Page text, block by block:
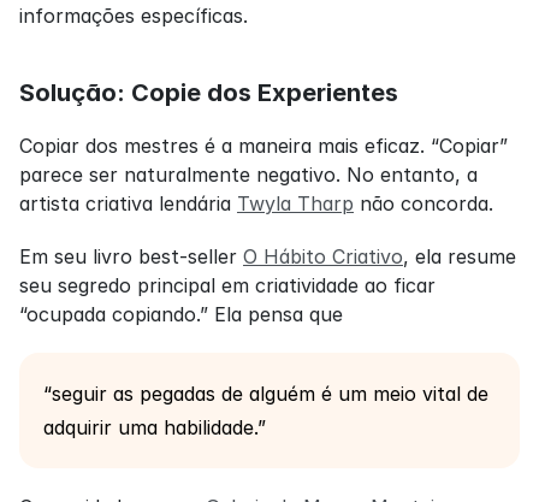
informações específicas.
Solução: Copie dos Experientes
Copiar dos mestres é a maneira mais eficaz. “Copiar”
parece ser naturalmente negativo. No entanto, a
artista criativa lendária Twyla Tharp não concorda.
Em seu livro best-seller O Hábito Criativo, ela resume
seu segredo principal em criatividade ao ficar
“ocupada copiando.” Ela pensa que
“seguir as pegadas de alguém é um meio vital de
adquirir uma habilidade.”